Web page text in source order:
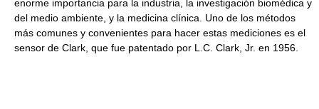
enorme importancia para la industria, la investigación biomédica y
del medio ambiente, y la medicina clínica. Uno de los métodos
más comunes y convenientes para hacer estas mediciones es el
sensor de Clark, que fue patentado por L.C. Clark, Jr. en 1956.